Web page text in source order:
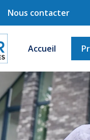
Nous contacter
Accueil